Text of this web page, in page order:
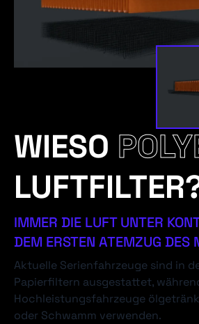
WIESO
IMMER DIE LUFT UNTER
DEM ERSTEN ATEMZUG DES
Aktuelle Serienfahrzeuge sind in
Papierfiltern ausgestattet,
Hochleistungsfahrzeuge
oder Schwamm verwenden.